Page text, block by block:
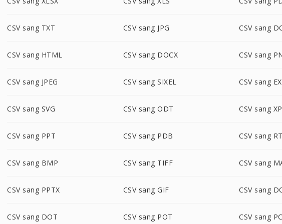
CSV sang TXT CSV sang JPG CSV sang
CSV sang HTML CSV sang DOCX CSV sang
CSV sang JPEG CSV sang SIXEL CSV sang
CSV sang SVG CSV sang ODT CSV sang
CSV sang PPT CSV sang PDB CSV sang
CSV sang BMP CSV sang TIFF CSV sang
CSV sang PPTX CSV sang GIF CSV sang
CSV sang DOT CSV sang POT CSV sang